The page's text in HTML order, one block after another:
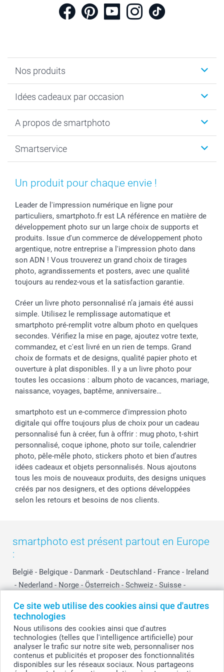
Ce site web utilise des cookies ainsi que d'autres
technologies
Nous utilisons des cookies ainsi que d'autres
technologies (telles que l'intelligence artificielle) pour
analyser le trafic sur notre site web, personnaliser nos
contenus et publicités et proposer des fonctionnalités
disponibles sur les réseaux sociaux. Nous partageons
Nos produits
Calendrier photo & Agenda photo
Tirage photo & agrandissement
Faire-part & Cartes
Coques smartphone
Cadres photo & accessoires déco
Dénicheur d'idées cadeau
Idées cadeaux par occasion
Anniversaire
Naissance & baptême
Fête des Mères
Communion
Baptême
Toussaint
Rentrée des classes
Saint-Valentin
Vacances
A propos de smartphoto
Plan du site
Droit de rétraction
Vie privée
Gestion des cookies
Tarifs
Partenariats & Influence
Investisseurs
Smartservice
Aide
smartfriends
Livraison
Modes de paiement
Grandes quantités
Statut de ma commande
Un produit pour chaque envie !
Leader de l'impression numérique en ligne pour
particuliers, smartphoto.fr est LA référence en matière de
développement photo sur un large choix de supports et
produits. Issue d'un commerce de développement photo
argentique, notre entreprise a l'impression photo dans
son ADN ! Vous trouverez un grand choix de tirages
photo, agrandissements et posters, avec une qualité
toujours au rendez-vous et la satisfaction garantie.
Créer un livre photo personnalisé n’a jamais été aussi
simple. Utilisez le remplissage automatique et
smartphoto pré-remplit votre album photo en quelques
secondes. Vérifiez la mise en page, ajoutez votre texte,
commandez, et c'est livré en un rien de temps. Grand
choix de formats et de designs, qualité papier photo et
ouverture à plat disponibles. Il y a un livre photo pour
toutes les occasions : album photo de vacances, mariage,
naissance, voyages, baptême, anniversaire…
smartphoto est un e-commerce d'impression photo
digitale qui offre toujours plus de choix pour un cadeau
personnalisé fun à créer, fun à offrir : mug photo, t-shirt
personnalisé, coque iphone, photo sur toile, calendrier
photo, pêle-mêle photo, stickers photo et bien d’autres
idées cadeaux et objets personnalisés. Nous ajoutons
tous les mois de nouveaux produits, des designs uniques
créés par nos designers, et des options développées
selon les retours et besoins de nos clients.
smartphoto est présent partout en Europe
:
België - Belgique - Danmark - Deutschland - France - Ireland
- Nederland - Norge - Österreich - Schweiz - Suisse -
Other Countries
Tous les prix sont en EURO (€), TVA incluse et hors frais de port.